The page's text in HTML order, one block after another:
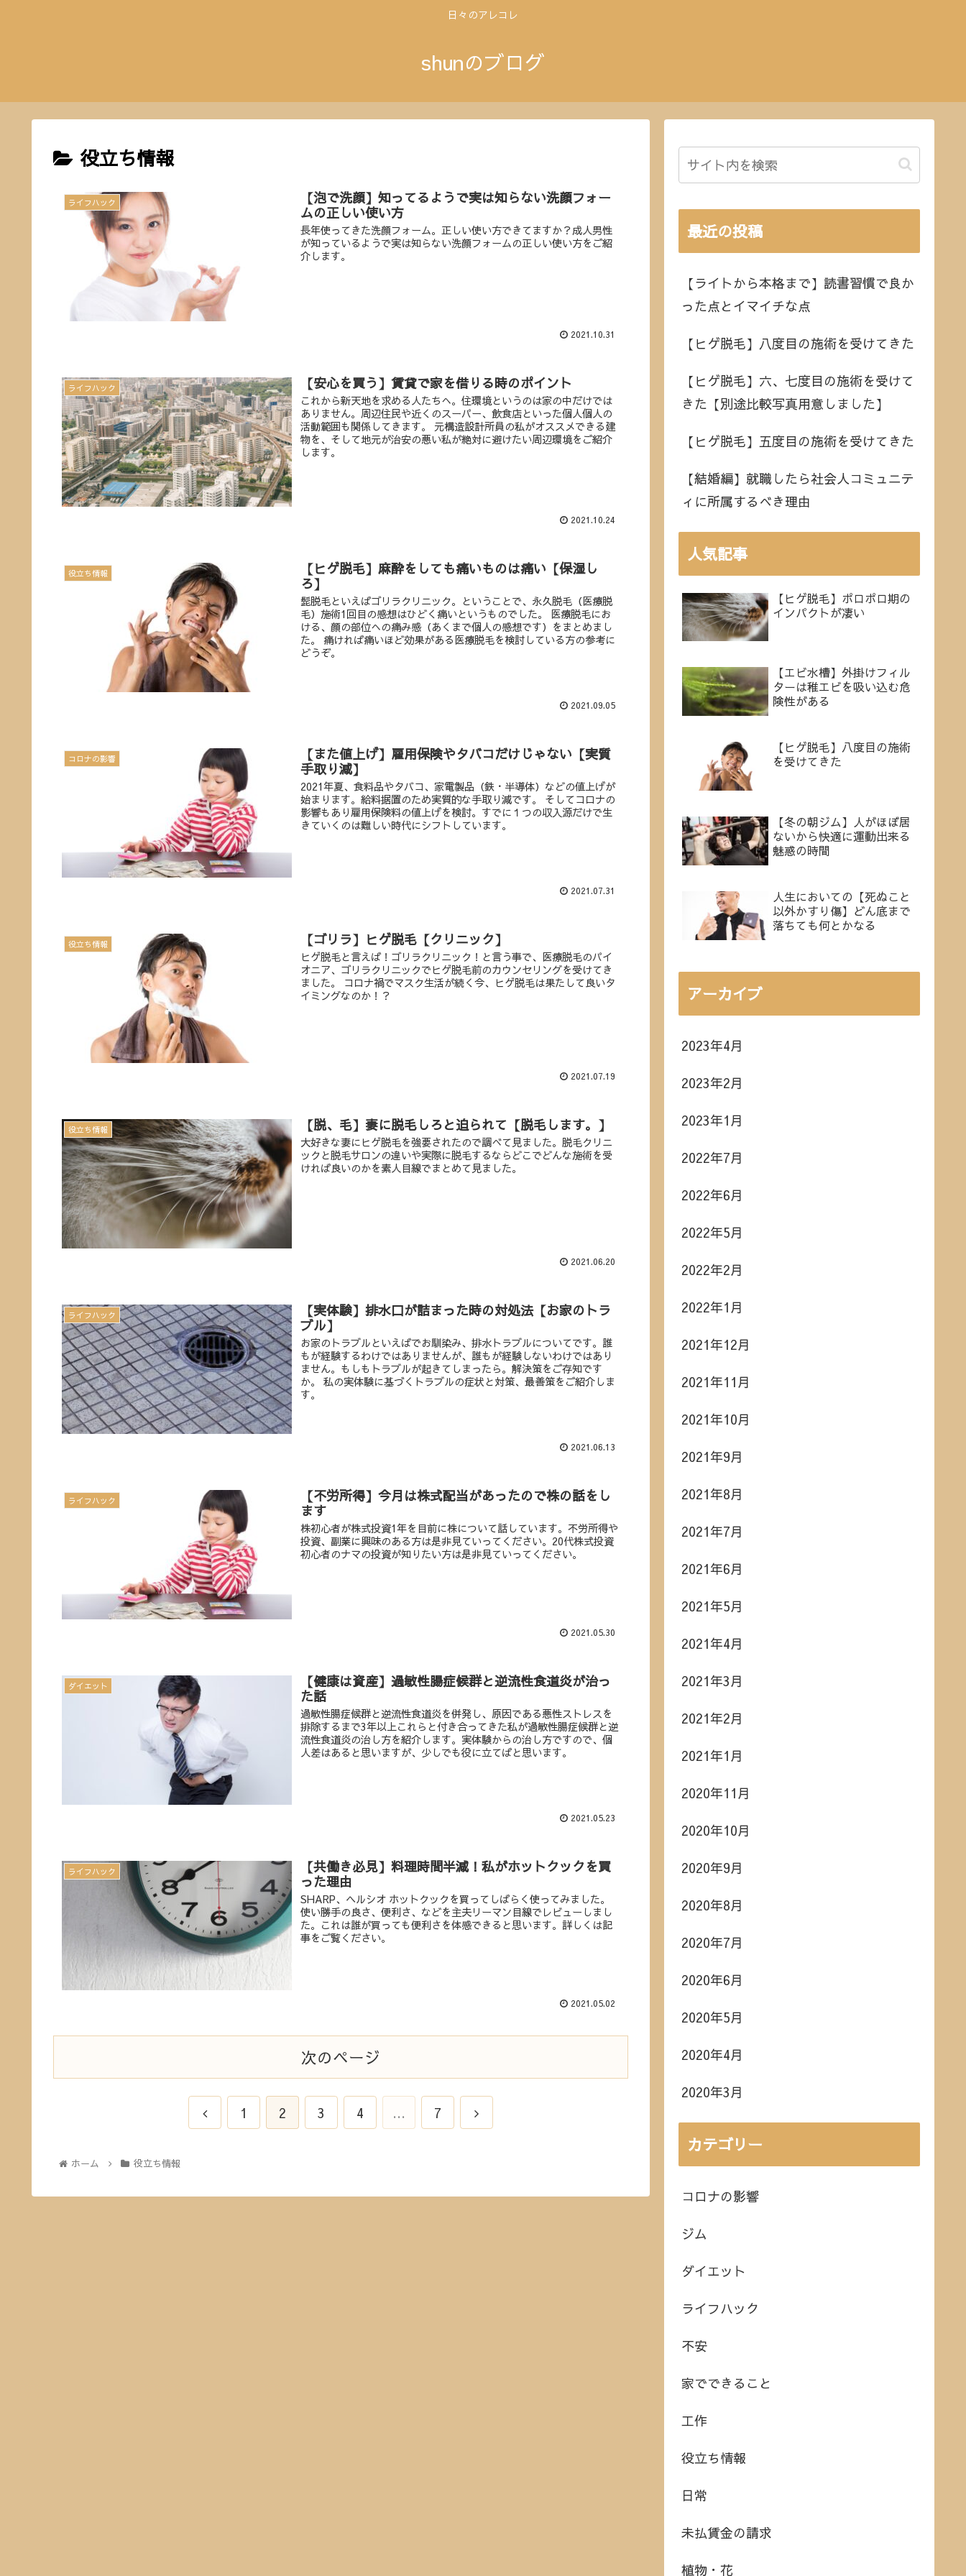
日々のアレコレ
shunのブログ
役立ち情報
ライフハック
【泡で洗顔】知ってるようで実は知らない洗顔フォー
ムの正しい使い方
長年使ってきた洗顔フォーム。正しい使い方できてますか？成人男性
が知っているようで実は知らない洗顔フォームの正しい使い方をご紹
介します。
2021.10.31
ライフハック 【安心を買う】賃貸で家を借りる時のポイント
これから新天地を求める人たちへ。住環境というのは家の中だけでは
ありません。周辺住民や近くのスーパー、飲食店といった個人個人の
活動範囲も関係してきます。 元構造設計所員の私がオススメできる建
物を、そして地元が治安の悪い私が絶対に避けたい周辺環境をご紹介
します。
2021.10.24
役立ち情報
【ヒゲ脱毛】麻酔をしても痛いものは痛い【保湿し
ろ】
髭脱毛といえばゴリラクリニック。ということで、永久脱毛（医療脱
毛）施術1回目の感想はひどく痛いというものでした。 医療脱毛にお
ける、顔の部位への痛み感（あくまで個人の感想です）をまとめまし
た。 痛ければ痛いほど効果がある医療脱毛を検討している方の参考に
どうぞ。
2021.09.05
コロナの影響
【また値上げ】雇用保険やタバコだけじゃない【実質
手取り減】
2021年夏、食料品やタバコ、家電製品（鉄・半導体）などの値上げが
始まります。給料据置のため実質的な手取り減です。 そしてコロナの
影響もあり雇用保険料の値上げを検討。すでに１つの収入源だけで生
きていくのは難しい時代にシフトしています。
2021.07.31
役立ち情報 【ゴリラ】ヒゲ脱毛【クリニック】
ヒゲ脱毛と言えば！ゴリラクリニック！と言う事で、医療脱毛のパイ
オニア、ゴリラクリニックでヒゲ脱毛前のカウンセリングを受けてき
ました。 コロナ禍でマスク生活が続く今、ヒゲ脱毛は果たして良いタ
イミングなのか！？
2021.07.19
役立ち情報 【脱、毛】妻に脱毛しろと迫られて【脱毛します。】
大好きな妻にヒゲ脱毛を強要されたので調べて見ました。脱毛クリニ
ックと脱毛サロンの違いや実際に脱毛するならどこでどんな施術を受
ければ良いのかを素人目線でまとめて見ました。
2021.06.20
ライフハック
【実体験】排水口が詰まった時の対処法【お家のトラ
ブル】
お家のトラブルといえばでお馴染み、排水トラブルについてです。誰
もが経験するわけではありませんが、誰もが経験しないわけではあり
ません。もしもトラブルが起きてしまったら。解決策をご存知です
か。 私の実体験に基づくトラブルの症状と対策、最善策をご紹介しま
す。
2021.06.13
ライフハック
【不労所得】今月は株式配当があったので株の話をし
ます
株初心者が株式投資1年を目前に株について話しています。不労所得や
投資、副業に興味のある方は是非見ていってください。20代株式投資
初心者のナマの投資が知りたい方は是非見ていってください。
2021.05.30
ダイエット
【健康は資産】過敏性腸症候群と逆流性食道炎が治っ
た話
過敏性腸症候群と逆流性食道炎を併発し、原因である悪性ストレスを
排除するまで3年以上これらと付き合ってきた私が過敏性腸症候群と逆
流性食道炎の治し方を紹介します。実体験からの治し方ですので、個
人差はあると思いますが、少しでも役に立てばと思います。
2021.05.23
ライフハック
【共働き必見】料理時間半減！私がホットクックを買
った理由
SHARP、ヘルシオ ホットクックを買ってしばらく使ってみました。
使い勝手の良さ、便利さ、などを主夫リーマン目線でレビューしまし
た。これは誰が買っても便利さを体感できると思います。詳しくは記
事をご覧ください。
2021.05.02
次のページ
1 2 3 4 … 7
ホーム 役立ち情報
最近の投稿
【ライトから本格まで】読書習慣で良か
った点とイマイチな点
【ヒゲ脱毛】八度目の施術を受けてきた
【ヒゲ脱毛】六、七度目の施術を受けて
きた【別途比較写真用意しました】
【ヒゲ脱毛】五度目の施術を受けてきた
【結婚編】就職したら社会人コミュニテ
ィに所属するべき理由
人気記事
【ヒゲ脱毛】ポロポロ期の
インパクトが凄い
【エビ水槽】外掛けフィル
ターは稚エビを吸い込む危
険性がある
【ヒゲ脱毛】八度目の施術
を受けてきた
【冬の朝ジム】人がほぼ居
ないから快適に運動出来る
魅惑の時間
人生においての【死ぬこと
以外かすり傷】どん底まで
落ちても何とかなる
アーカイブ
2023年4月
2023年2月
2023年1月
2022年7月
2022年6月
2022年5月
2022年2月
2022年1月
2021年12月
2021年11月
2021年10月
2021年9月
2021年8月
2021年7月
2021年6月
2021年5月
2021年4月
2021年3月
2021年2月
2021年1月
2020年11月
2020年10月
2020年9月
2020年8月
2020年7月
2020年6月
2020年5月
2020年4月
2020年3月
カテゴリー
コロナの影響
ジム
ダイエット
ライフハック
不安
家でできること
工作
役立ち情報
日常
未払賃金の請求
植物・花